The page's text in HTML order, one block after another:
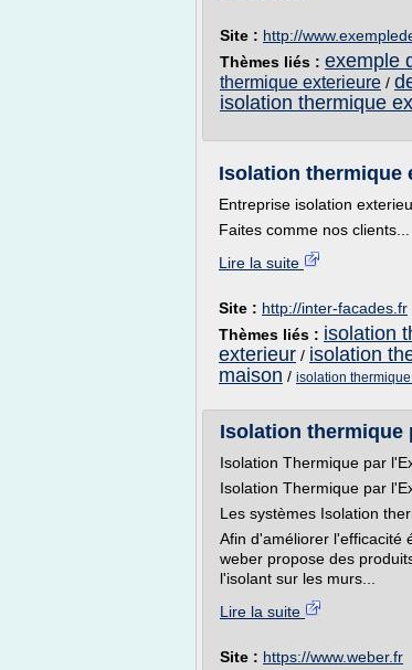
Site : http://
Thèmes liés : exemple
thermique exterieure /
isolation thermique
Isolation thermique
Entreprise isolation
Faites comme nos clients...
Lire la suite
Site : http://inter-facades.fr
Thèmes liés : isolation
exterieur / isolation
maison / isolation
Isolation thermique
Isolation Thermique par
Isolation Thermique par
Les systèmes Isolation
Afin d'améliorer l'efficacité
weber propose des
l'isolant sur les murs...
Lire la suite
Site : https://www.weber.fr